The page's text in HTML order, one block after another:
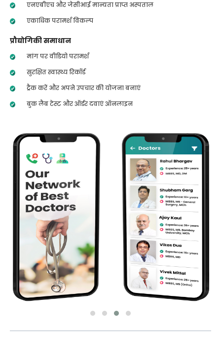
एनएबीएच और जेसीआई मान्यता प्राप्त अस्पताल
एकाधिक परामर्श विकल्प
प्रौद्योगिकी समाधान
मांग पर वीडियो परामर्श
सुरक्षित स्वास्थ्य रिकॉर्ड
ट्रैक करें और अपने उपचार की योजना बनाएं
बुक लैब टेस्ट और ऑर्डर दवाएं ऑनलाइन